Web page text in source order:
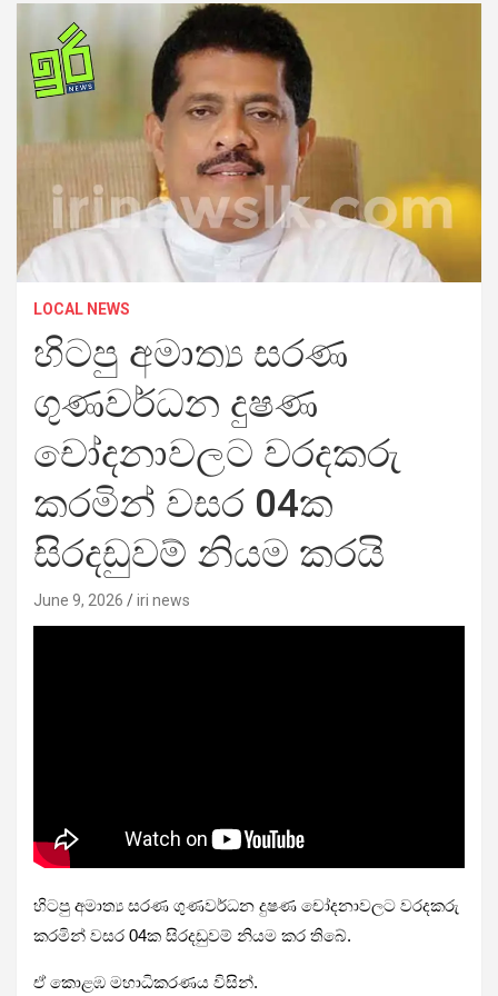
LOCAL NEWS
හිටපු අමාත්‍ය සරණ
ගුණවර්ධන දුෂණ
චෝදනාවලට වරදකරු
කරමින් වසර 04ක
සිරදඩුවම් නියම කරයි
June 9, 2026 iri news
හිටපු අමාත්‍ය සරණ ගුණවර්ධන දුෂණ චෝදනාවලට වරදකරු
කරමින් වසර 04ක සිරදඩුවම් නියම කර තිබේ.
ඒ කොළඹ මහාධිකරණය විසින්.